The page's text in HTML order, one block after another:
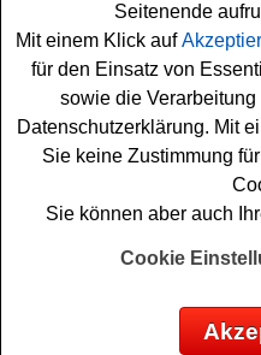
Gewinner. Verlost werden
Fernglas und weitere tolle
Falls Sie an dem Wir
teilnehmen möchten,
Osterkalender öffnen und
Vielleicht klappt es ja mit
Auf jeden Fall viel Glück
Gewinnspiel 2025 von Wir
Wir leben Outdoor
Sachpreise und
Seitenende
Mit einem Klick auf
für den Einsatz von
sowie die
Datenschutzerklärung. Mit
Sie keine Zustimmung
Sie können aber auch
Cookie